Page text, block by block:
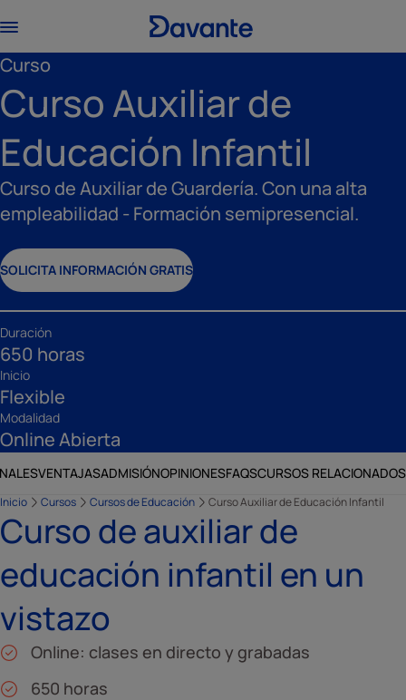
Curso
Curso Auxiliar de
Educación Infantil
Curso de Auxiliar de Guardería. Con una alta
empleabilidad - Formación semipresencial.
SOLICITA INFORMACIÓN GRATIS
Duración
650 horas
Inicio
Flexible
Modalidad
Online Abierta
VENTAJASADMISIÓNOPINIONESFAQSCURSOS RELACIONADOS
Inicio Cursos Cursos de Educación Curso Auxiliar de Educación Infantil
Curso de auxiliar de
educación infantil en un
vistazo
Online: clases en directo y grabadas
650 horas